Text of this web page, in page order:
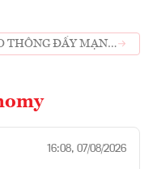
THÔNG ĐẨY MẠNH
16:08, 07/08/2026